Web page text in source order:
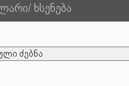
ხსენება
ძებნა